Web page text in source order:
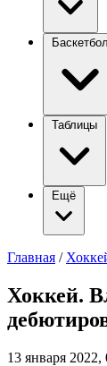
Баскетбол
Таблицы
Ещё
Главная /
Хоккей.
13 января 2022,